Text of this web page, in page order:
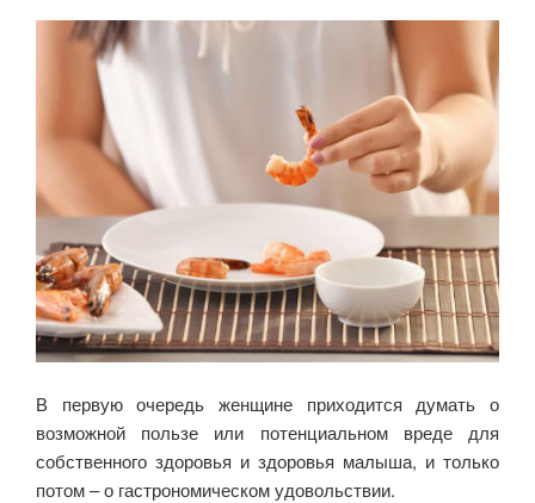
В первую очередь женщине приходится думать о
возможной пользе или потенциальном вреде для
собственного здоровья и здоровья малыша, и только
потом – о гастрономическом удовольствии.